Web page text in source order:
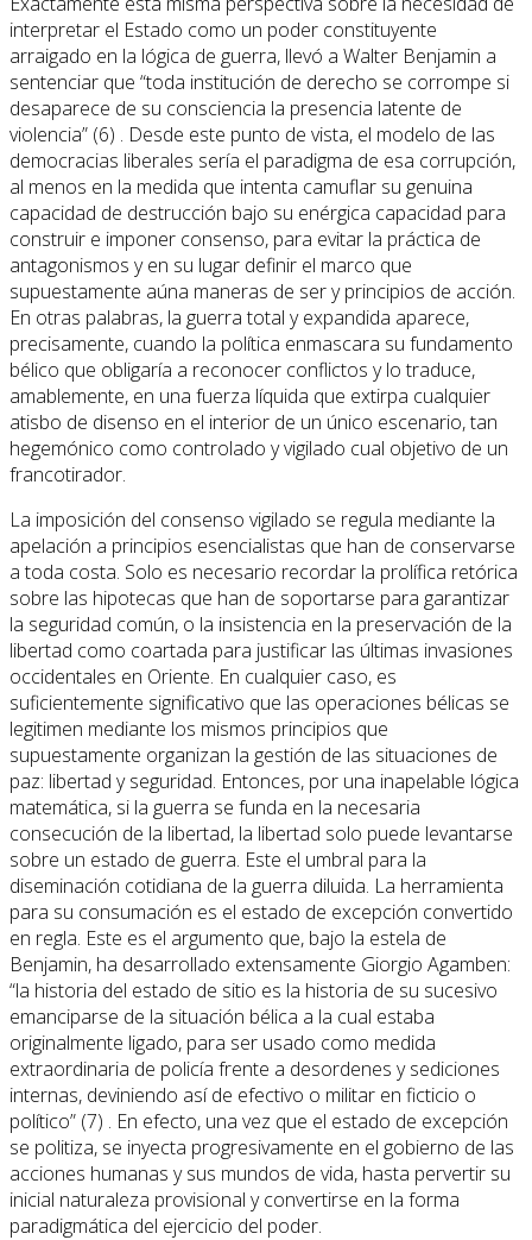
interpretar el Estado como un poder constituyente
arraigado en la lógica de guerra, llevó a Walter Benjamin a
sentenciar que “toda institución de derecho se corrompe si
desaparece de su consciencia la presencia latente de
violencia” (6) . Desde este punto de vista, el modelo de las
democracias liberales sería el paradigma de esa corrupción,
al menos en la medida que intenta camuflar su genuina
capacidad de destrucción bajo su enérgica capacidad para
construir e imponer consenso, para evitar la práctica de
antagonismos y en su lugar definir el marco que
supuestamente aúna maneras de ser y principios de acción.
En otras palabras, la guerra total y expandida aparece,
precisamente, cuando la política enmascara su fundamento
bélico que obligaría a reconocer conflictos y lo traduce,
amablemente, en una fuerza líquida que extirpa cualquier
atisbo de disenso en el interior de un único escenario, tan
hegemónico como controlado y vigilado cual objetivo de un
francotirador.
La imposición del consenso vigilado se regula mediante la
apelación a principios esencialistas que han de conservarse
a toda costa. Solo es necesario recordar la prolífica retórica
sobre las hipotecas que han de soportarse para garantizar
la seguridad común, o la insistencia en la preservación de la
libertad como coartada para justificar las últimas invasiones
occidentales en Oriente. En cualquier caso, es
suficientemente significativo que las operaciones bélicas se
legitimen mediante los mismos principios que
supuestamente organizan la gestión de las situaciones de
paz: libertad y seguridad. Entonces, por una inapelable lógica
matemática, si la guerra se funda en la necesaria
consecución de la libertad, la libertad solo puede levantarse
sobre un estado de guerra. Este el umbral para la
diseminación cotidiana de la guerra diluida. La herramienta
para su consumación es el estado de excepción convertido
en regla. Este es el argumento que, bajo la estela de
Benjamin, ha desarrollado extensamente Giorgio Agamben:
“la historia del estado de sitio es la historia de su sucesivo
emanciparse de la situación bélica a la cual estaba
originalmente ligado, para ser usado como medida
extraordinaria de policía frente a desordenes y sediciones
internas, deviniendo así de efectivo o militar en ficticio o
político” (7) . En efecto, una vez que el estado de excepción
se politiza, se inyecta progresivamente en el gobierno de las
acciones humanas y sus mundos de vida, hasta pervertir su
inicial naturaleza provisional y convertirse en la forma
paradigmática del ejercicio del poder.